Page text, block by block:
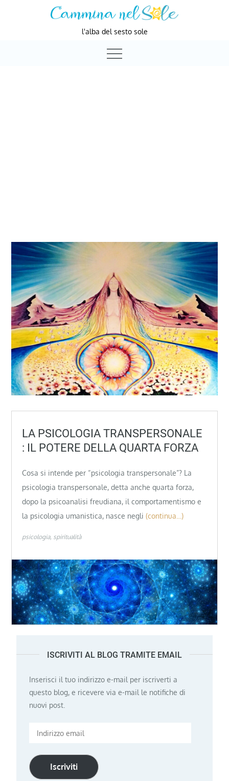
l'alba del sesto sole
LA PSICOLOGIA TRANSPERSONALE
: IL POTERE DELLA QUARTA FORZA
Cosa si intende per “psicologia transpersonale”? La
psicologia transpersonale, detta anche quarta forza,
dopo la psicoanalisi freudiana, il comportamentismo e
la psicologia umanistica, nasce negli (continua…)
psicologia spiritualità
ISCRIVITI AL BLOG TRAMITE EMAIL
Inserisci il tuo indirizzo e-mail per iscriverti a
questo blog, e ricevere via e-mail le notifiche di
nuovi post.
Indirizzo
Iscriviti